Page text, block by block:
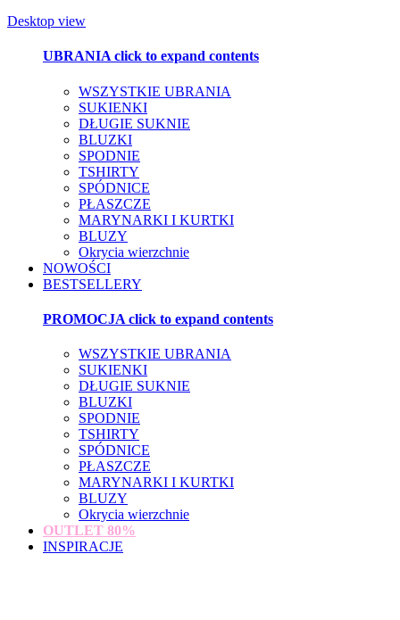
Desktop view
UBRANIAclick to expand contents
WSZYSTKIE UBRANIA
SUKIENKI
DŁUGIE SUKNIE
BLUZKI
SPODNIE
TSHIRTY
SPÓDNICE
PŁASZCZE
MARYNARKI I KURTKI
BLUZY
Okrycia wierzchnie
NOWOŚCI
BESTSELLERY
PROMOCJA click to expand contents
WSZYSTKIE UBRANIA
SUKIENKI
DŁUGIE SUKNIE
BLUZKI
SPODNIE
TSHIRTY
SPÓDNICE
PŁASZCZE
MARYNARKI I KURTKI
BLUZY
Okrycia wierzchnie
OUTLET 80%
INSPIRACJE